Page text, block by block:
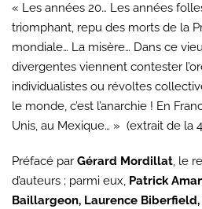
« Les années 20… Les années
triomphant, repu des morts de la
mondiale… La misère… Dans ce
divergentes viennent contester
individualistes ou révoltes
le monde, c’est l’anarchie ! En
Unis, au Mexique… » (extrait de la 4
Préfacé par Gérard Mordillat, le
d’auteurs ; parmi eux, Patrick
Baillargeon, Laurence